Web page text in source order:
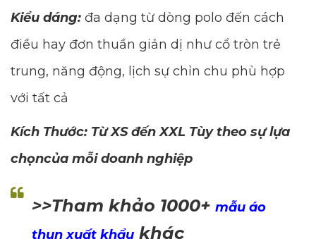
Kiểu dáng: đa dạng từ dòng polo đến cách
điều hay đơn thuần giản dị như cổ tròn trẻ
trung, năng động, lịch sự chỉn chu phù hợp
với tất cả
Kích Thước: Từ XS đến XXL Tùy theo sự lựa
chọncủa mỗi doanh nghiệp
>>Tham khảo 1000+ mẫu áo
thun xuất khẩu khác